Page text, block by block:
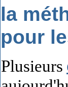
la
pour
Plusieurs